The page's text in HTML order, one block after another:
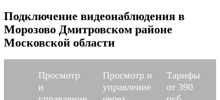
Подключение видеонаблюдения в
Морозово Дмитровском районе
Московской области
Просмотр
и
Просмотр и
управление
Тарифы
от 390